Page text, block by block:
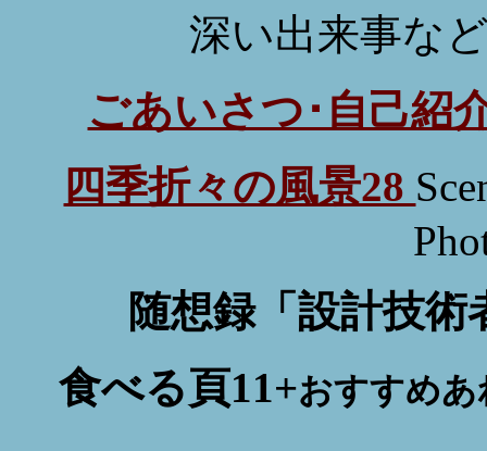
深い出来事な
ごあいさつ･自己紹
四季折々の風景28
随想録「設計技術
食べる頁11+おすすめ